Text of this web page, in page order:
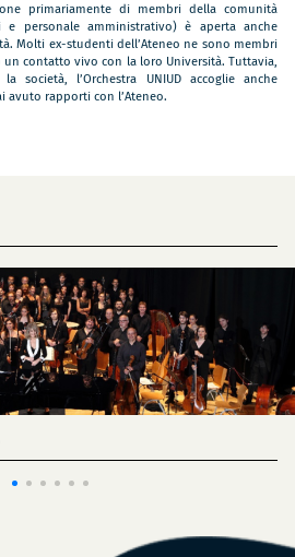
primariamente di membri della comunità
e personale amministrativo) è aperta anche
Molti ex-studenti dell’Ateneo ne sono membri
contatto vivo con la loro Università. Tuttavia,
società, l’Orchestra UNIUD accoglie anche
rapporti con l’Ateneo.